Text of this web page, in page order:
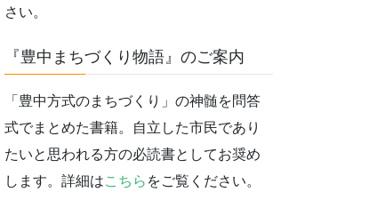
さい。
『豊中まちづくり物語』のご案内
「豊中方式のまちづくり」の神髄を問答
式でまとめた書籍。自立した市民であり
たいと思われる方の必読書としてお奨め
します。詳細はこちら をご覧ください。